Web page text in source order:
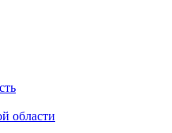
области